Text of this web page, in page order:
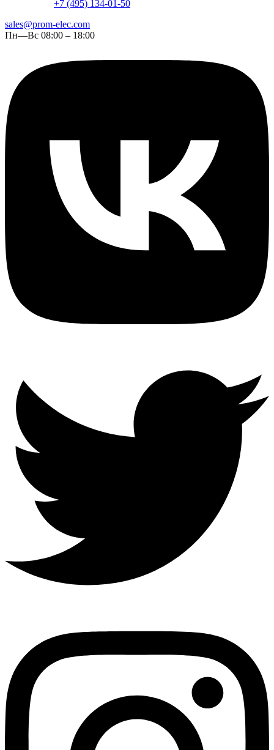
+7 (495) 134-01-50
sales@prom-elec.com
Пн—Вс 08:00 – 18:00